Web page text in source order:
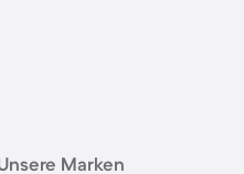
Marken